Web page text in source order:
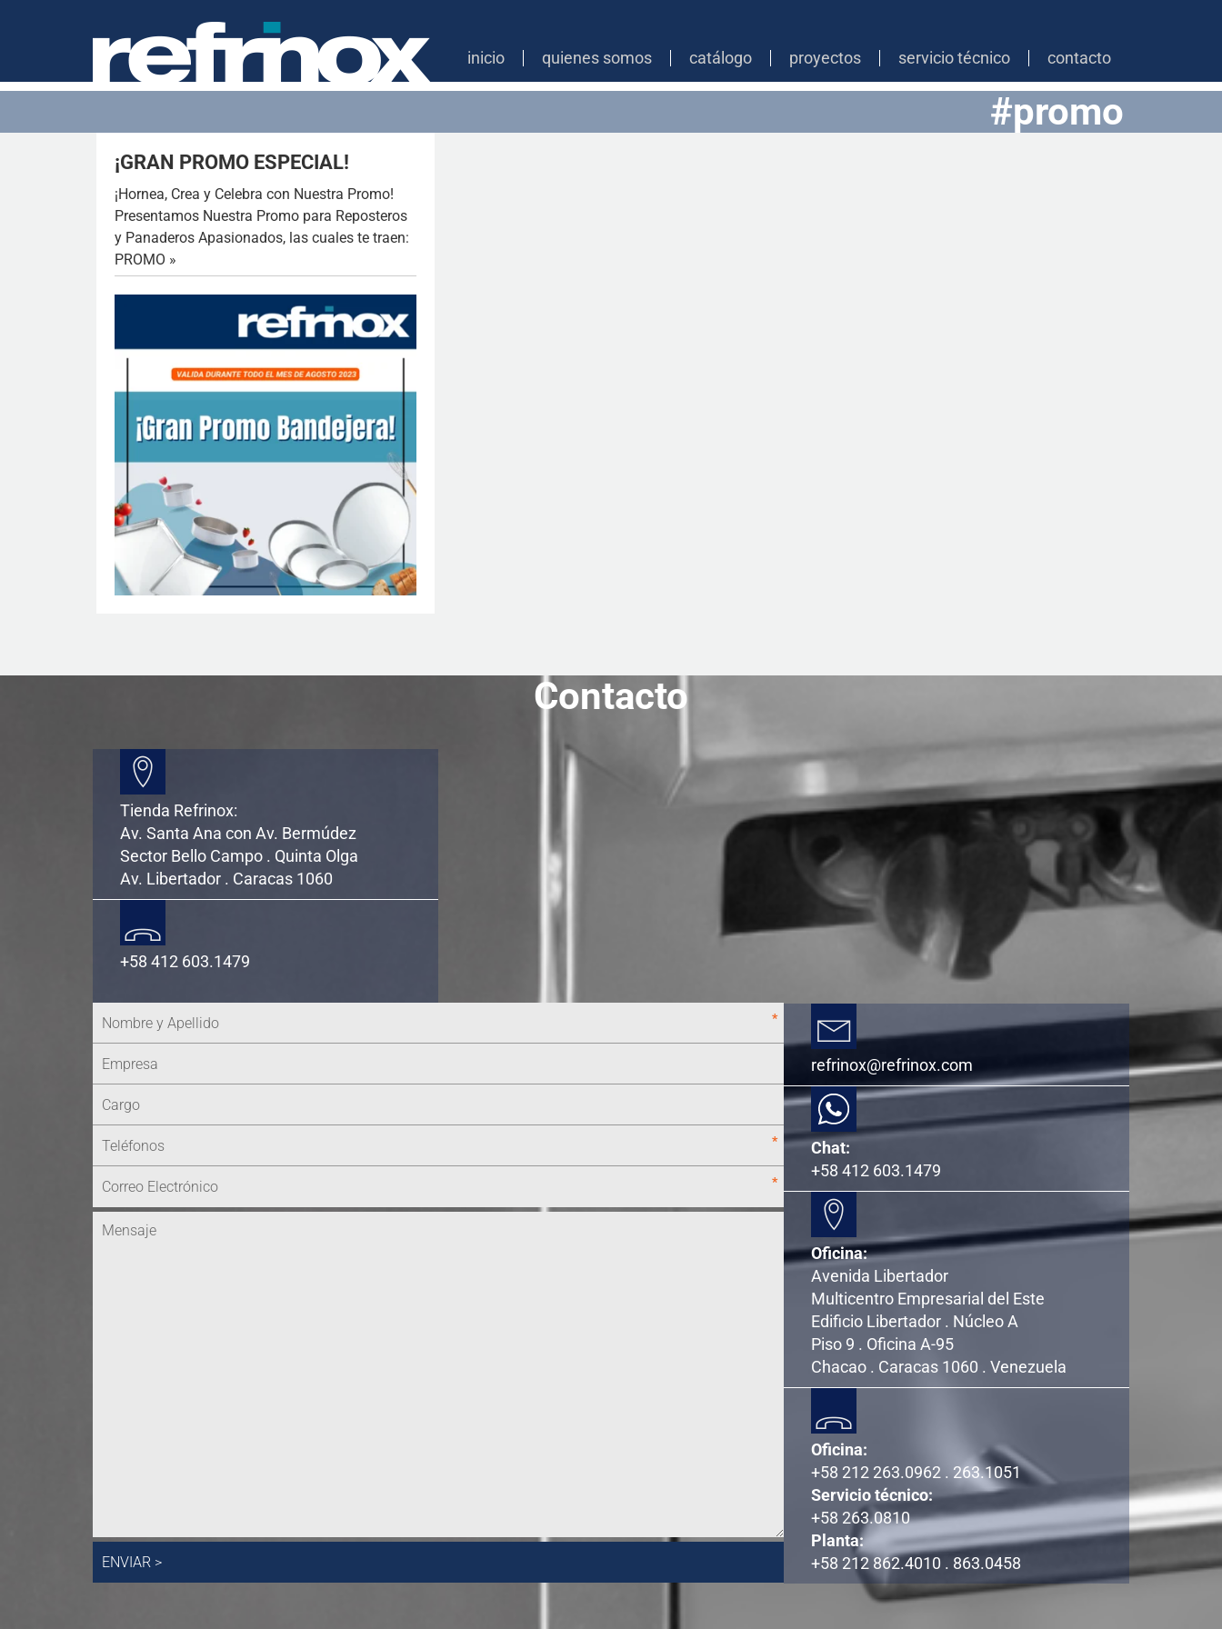
inicio quienes somos catálogo proyectos servicio técnico contacto
#promo
¡GRAN PROMO ESPECIAL!
¡Hornea, Crea y Celebra con Nuestra Promo!
Presentamos Nuestra Promo para Reposteros
y Panaderos Apasionados, las cuales te traen:
PROMO »
Contacto
Tienda Refrinox:
Av. Santa Ana con Av. Bermúdez
Sector Bello Campo . Quinta Olga
Av. Libertador . Caracas 1060
+58 412 603.1479
refrinox@refrinox.com
Chat:
+58 412 603.1479
Oficina:
Avenida Libertador
Multicentro Empresarial del Este
Edificio Libertador . Núcleo A
Piso 9 . Oficina A-95
Chacao . Caracas 1060 . Venezuela
Oficina:
+58 212 263.0962 . 263.1051
Servicio técnico:
+58 263.0810
Planta:
+58 212 862.4010 . 863.0458
*
*
*